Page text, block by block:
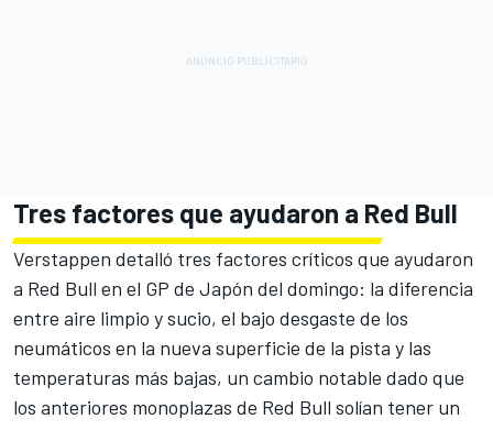
Tres factores que ayudaron a Red Bull
Verstappen detalló tres factores críticos que ayudaron
a Red Bull en el GP de Japón del domingo: la diferencia
entre aire limpio y sucio, el bajo desgaste de los
neumáticos en la nueva superficie de la pista y las
temperaturas más bajas, un cambio notable dado que
los anteriores monoplazas de Red Bull solían tener un